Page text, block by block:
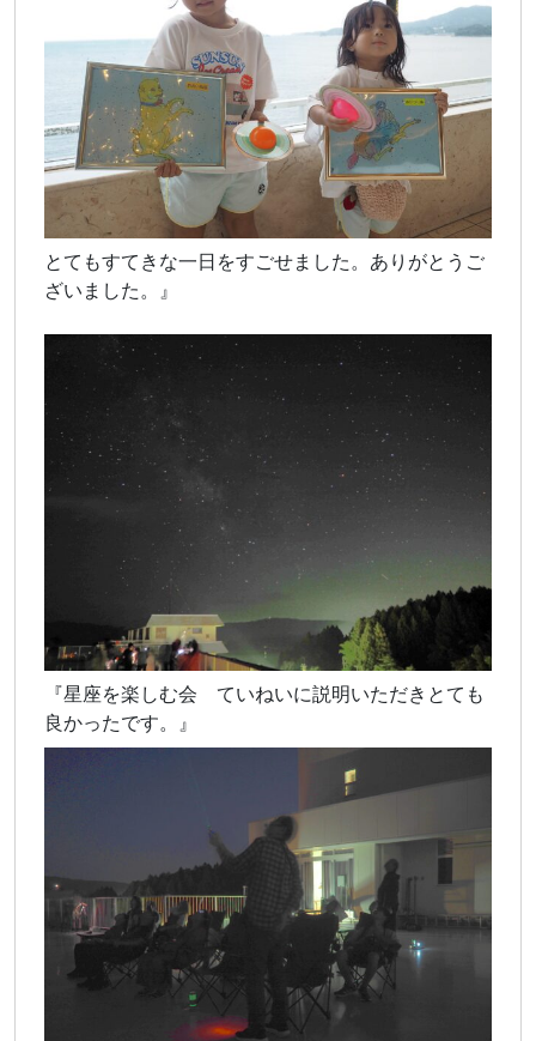
とてもすてきな一日をすごせました。ありがとうご
ざいました。』
『星座を楽しむ会 ていねいに説明いただきとても
良かったです。』